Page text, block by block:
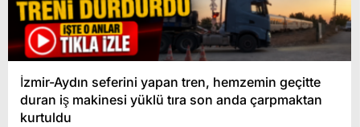
İzmir-Aydın seferini yapan tren, hemzemin geçitte
duran iş makinesi yüklü tıra son anda çarpmaktan
kurtuldu